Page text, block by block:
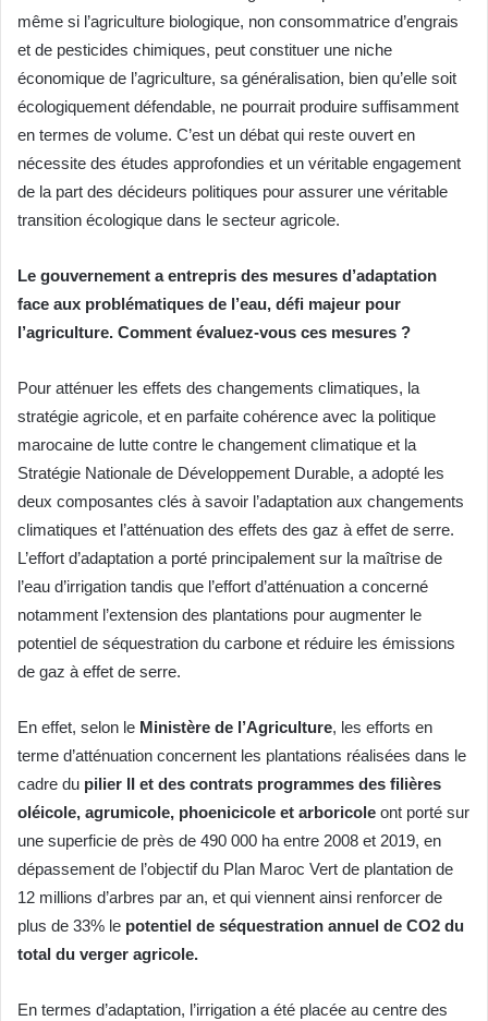
même si l’agriculture biologique, non consommatrice d’engrais
et de pesticides chimiques, peut constituer une niche
économique de l’agriculture, sa généralisation, bien qu’elle soit
écologiquement défendable, ne pourrait produire suffisamment
en termes de volume. C’est un débat qui reste ouvert en
nécessite des études approfondies et un véritable engagement
de la part des décideurs politiques pour assurer une véritable
transition écologique dans le secteur agricole.
Le gouvernement a entrepris des mesures d’adaptation
face aux problématiques de l’eau, défi majeur pour
l’agriculture. Comment évaluez-vous ces mesures ?
Pour atténuer les effets des changements climatiques, la
stratégie agricole, et en parfaite cohérence avec la politique
marocaine de lutte contre le changement climatique et la
Stratégie Nationale de Développement Durable, a adopté les
deux composantes clés à savoir l’adaptation aux changements
climatiques et l’atténuation des effets des gaz à effet de serre.
L’effort d’adaptation a porté principalement sur la maîtrise de
l’eau d’irrigation tandis que l’effort d’atténuation a concerné
notamment l’extension des plantations pour augmenter le
potentiel de séquestration du carbone et réduire les émissions
de gaz à effet de serre.
En effet, selon le Ministère de l’Agriculture, les efforts en
terme d’atténuation concernent les plantations réalisées dans le
cadre du pilier II et des contrats programmes des filières
oléicole, agrumicole, phoenicicole et arboricole ont porté sur
une superficie de près de 490 000 ha entre 2008 et 2019, en
dépassement de l’objectif du Plan Maroc Vert de plantation de
12 millions d’arbres par an, et qui viennent ainsi renforcer de
plus de 33% le potentiel de séquestration annuel de CO2 du
total du verger agricole.
En termes d’adaptation, l’irrigation a été placée au centre des